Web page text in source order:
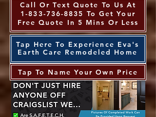
Call Or Text Quote To Us At
1-833-736-8835 To Get Your
Free Quote In 5 Mins Or Less
Tap Here To Experience Eva's
Earth Care Remodeled Home
Tap To Name Your Own Price